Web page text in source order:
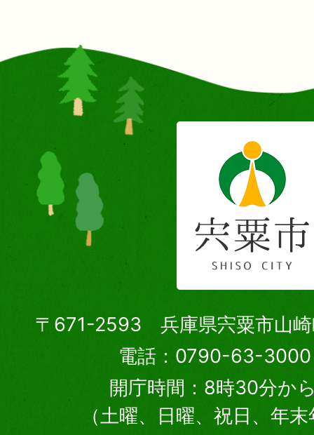
〒671-2593 兵庫県宍粟市山崎
電話：0790-63-3000
開庁時間：8時30分か
（土曜、日曜、祝日、年